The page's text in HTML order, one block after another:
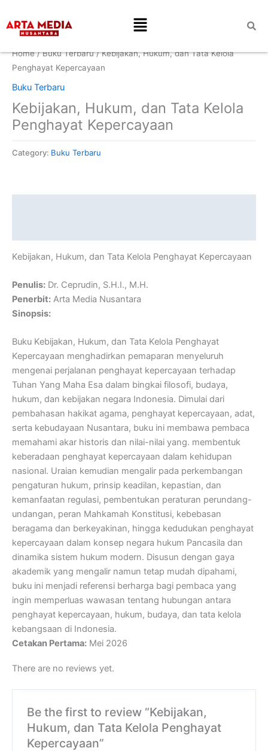
content
Menu
Home/Buku Terbaru/ Kebijakan, Hukum, dan Tata Kelola
Penghayat Kepercayaan
Buku Terbaru
Kebijakan, Hukum, dan Tata Kelola
Penghayat Kepercayaan
Category: Buku Terbaru
Kebijakan, Hukum, dan Tata Kelola Penghayat Kepercayaan
Penulis: Dr. Ceprudin, S.H.I., M.H.
Penerbit: Arta Media Nusantara
Sinopsis:
Buku Kebijakan, Hukum, dan Tata Kelola Penghayat
Kepercayaan menghadirkan pemaparan menyeluruh
mengenai perjalanan penghayat kepercayaan terhadap
Tuhan Yang Maha Esa dalam bingkai filosofi, budaya,
hukum, dan kebijakan negara Indonesia. Dimulai dari
pembahasan hakikat agama, penghayat kepercayaan, adat,
serta kebudayaan Nusantara, buku ini membawa pembaca
memahami akar historis dan nilai-nilai yang. membentuk
keberadaan penghayat kepercayaan dalam kehidupan
nasional. Uraian kemudian mengalir pada perkembangan
pengaturan hukum, prinsip keadilan, kepastian, dan
kemanfaatan regulasi, pembentukan peraturan perundang-
undangan, peran Mahkamah Konstitusi, kebebasan
beragama dan berkeyakinan, hingga kedudukan penghayat
kepercayaan dalam konsep negara hukum Pancasila dan
dinamika sistem hukum modern. Disusun dengan gaya
akademik yang mengalir namun tetap mudah dipahami,
buku ini menjadi referensi berharga bagi pembaca yang
ingin memperluas wawasan tentang hubungan antara
penghayat kepercayaan, hukum, budaya, dan tata kelola
kebangsaan di Indonesia.
Cetakan Pertama: Mei 2026
There are no reviews yet.
Be the first to review “Kebijakan,
Hukum, dan Tata Kelola Penghayat
Kepercayaan”